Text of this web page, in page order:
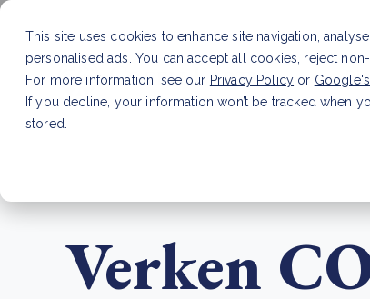
This site uses cookies to enhance site navigation,
personalised ads. You can accept all cookies, reject
For more information, see our Privacy Policy or
If you decline, your information won’t be tracked when
stored.
CSRD en uw positie
Verken